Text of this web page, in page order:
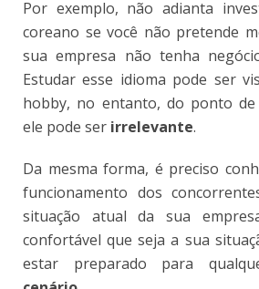
Por exemplo, não adianta
coreano se você não pretende
sua empresa não tenha
Estudar esse idioma pode ser
hobby, no entanto, do ponto
ele pode ser irrelevante.
Da mesma forma, é preciso
funcionamento dos
situação atual da sua
confortável que seja a sua
estar preparado para